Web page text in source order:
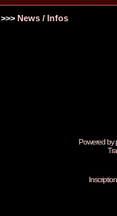
>>> News / Infos
Powered by